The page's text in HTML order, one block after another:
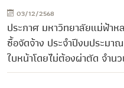
03/12/2568
ประกาศ มหาวิทยาลัยแม่ฟ้าห
ซื้อจัดจ้าง ประจำปีงบประมา
ใบหน้าโดยไม่ต้องผ่าตัด จำนว